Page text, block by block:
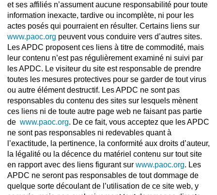
et ses affiliés n’assument aucune responsabilité pour toute
information inexacte, tardive ou incomplète, ni pour les
actes posés qui pourraient en résulter. Certains liens sur
www.paoc.org peuvent vous conduire vers d’autres sites.
Les APDC proposent ces liens à titre de commodité, mais
leur contenu n’est pas régulièrement examiné ni suivi par
les APDC. Le visiteur du site est responsable de prendre
toutes les mesures protectives pour se garder de tout virus
ou autre élément destructif. Les APDC ne sont pas
responsables du contenu des sites sur lesquels mènent
ces liens ni de toute autre page web ne faisant pas partie
de www.paoc.org. De ce fait, vous acceptez que les APDC
ne sont pas responsables ni redevables quant à
l’exactitude, la pertinence, la conformité aux droits d’auteur,
la légalité ou la décence du matériel contenu sur tout site
en rapport avec des liens figurant sur www.paoc.org. Les
APDC ne seront pas responsables de tout dommage de
quelque sorte découlant de l’utilisation de ce site web, y